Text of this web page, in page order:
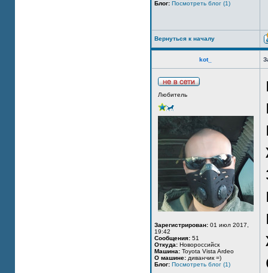
Блог: Посмотреть блог (1)
Вернуться к началу
kot_
Любитель
Зарегистрирован: 01 июл 2017,
19:42
Сообщения: 51
Откуда: Новороссийск
Машина: Toyota Vista Ardeo
О машине: диванчик =)
Блог: Посмотреть блог (1)